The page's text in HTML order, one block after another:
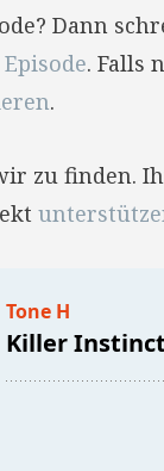
Dann
. Falls
.
zu finden.